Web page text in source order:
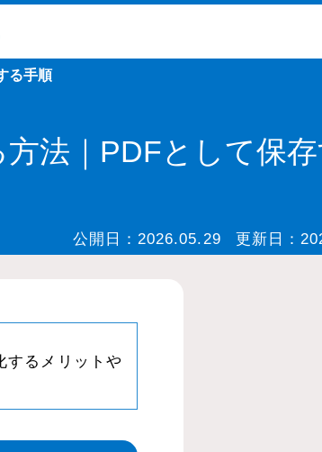
る手順
法｜PDFとして保
公開日： 2026.05.29 更新日：
するメリットや